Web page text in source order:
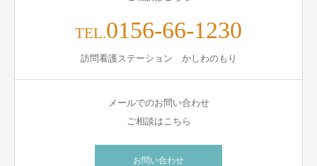
TEL.0156-66-1230
訪問看護ステーション かしわのもり
メールでのお問い合わせ
ご相談はこちら
お問い合わせ